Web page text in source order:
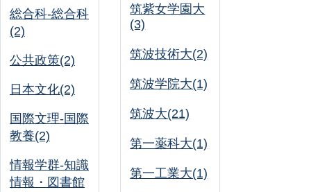
総合科-総合科
(2)
公共政策(2)
日本文化(2)
国際文理-国際
教養(2)
情報学群-知識
情報・図書館
筑紫女学園大
(3)
筑波技術大(2)
筑波学院大(1)
筑波大(21)
第一薬科大(1)
第一工業大(1)